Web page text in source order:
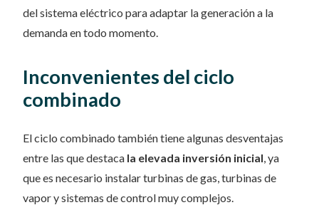
del sistema eléctrico para adaptar la generación a la
demanda en todo momento.
Inconvenientes del ciclo
combinado
El ciclo combinado también tiene algunas desventajas
entre las que destaca la elevada inversión inicial, ya
que es necesario instalar turbinas de gas, turbinas de
vapor y sistemas de control muy complejos.